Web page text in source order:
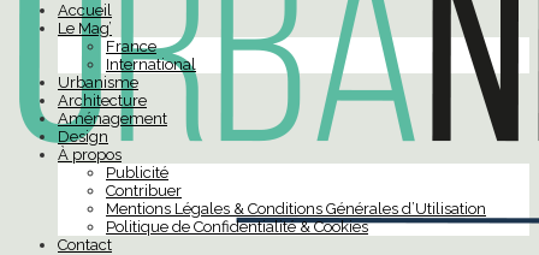
Accueil
Le Mag’
France
International
Urbanisme
Architecture
Aménagement
Design
À propos
Publicité
Contribuer
Mentions Légales & Conditions Générales d’Utilisation
Politique de Confidentialité & Cookies
Contact